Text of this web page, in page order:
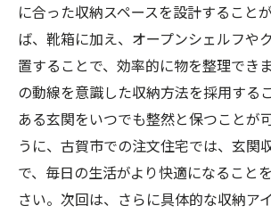
に合った収納スペースを設計すること
ば、靴箱に加え、オープンシェルフや
置することで、効率的に物を整理でき
の動線を意識した収納方法を採用する
ある玄関をいつでも整然と保つことが
うに、古賀市での注文住宅では、玄関
で、毎日の生活がより快適になること
さい。次回は、さらに具体的な収納ア